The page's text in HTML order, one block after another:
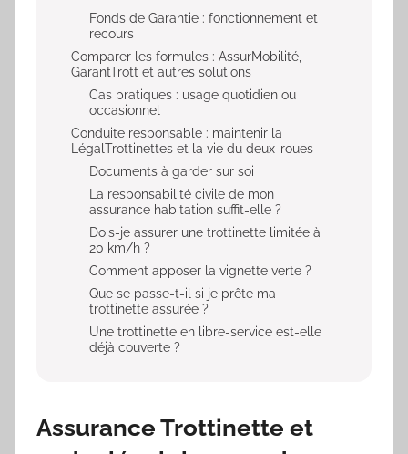
Fonds de Garantie : fonctionnement et
recours
Comparer les formules : AssurMobilité,
GarantTrott et autres solutions
Cas pratiques : usage quotidien ou
occasionnel
Conduite responsable : maintenir la
LégalTrottinettes et la vie du deux-roues
Documents à garder sur soi
La responsabilité civile de mon
assurance habitation suffit-elle ?
Dois-je assurer une trottinette limitée à
20 km/h ?
Comment apposer la vignette verte ?
Que se passe-t-il si je prête ma
trottinette assurée ?
Une trottinette en libre-service est-elle
déjà couverte ?
Assurance Trottinette et